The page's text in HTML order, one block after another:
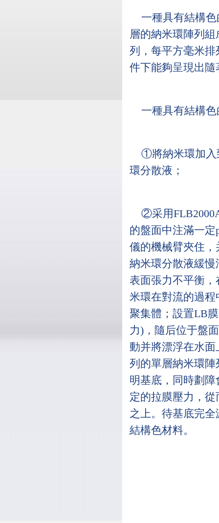
一種具有結構
層的納米環陣列
列，每平方毫米排
件下能夠呈現出
一種具有結構
①將納米環加入
環分散液；
②采用
的盤面中注滿一
儀的機械臂夾住
納米環分散液緩
表面張力不平衡
米環在對流的過
聚集體；設置LB
力)，隨后位于盤
動并將漂浮在水
列的單層納米環
明基底，同時劃
定的拉膜壓力，
之上。待基底完
結構色材料。